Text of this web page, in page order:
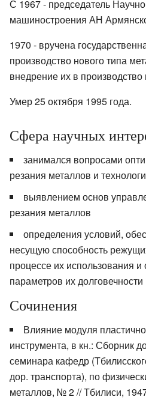
С 1967 - председатель
машиностроения АН
1970 - вручена
производство нового типа
внедрение их в
Умер 25 октября 1995 года.
Сфера научных
занимался вопросами
резания металлов и
выявлением основ
резания металлов
определения условий,
несущую способность
процессе их использования и
параметров их долговечности
Сочинения
Влияние модуля
инструмента, в кн.: Сборник
семинара кафедр
дор. транспорта), по
металлов, № 2 // Тбилиси,